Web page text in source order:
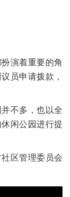
演着重要的角
员申请拨款，
不多，也以全
闲公园进行提
区管理委员会